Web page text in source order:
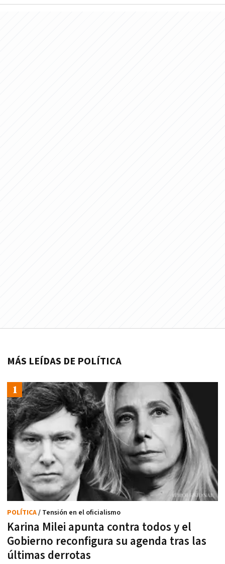
MÁS LEÍDAS DE POLÍTICA
Karina Milei apunta contra todos y el
Gobierno reconfigura su agenda tras las
últimas derrotas
POLÍTICA/ Tensión en el oficialismo